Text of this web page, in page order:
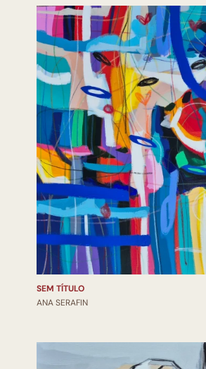
SEM TÍTULO
ANA SERAFIN